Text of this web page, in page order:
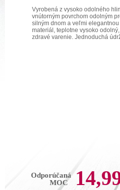
Vyrobená z vysoko odolného
vnútorným povrchom odolným
silným dnom a veľmi
materiál, teplotne vysoko
zdravé varenie. Jednoduchá
Odporúčaná
MOC